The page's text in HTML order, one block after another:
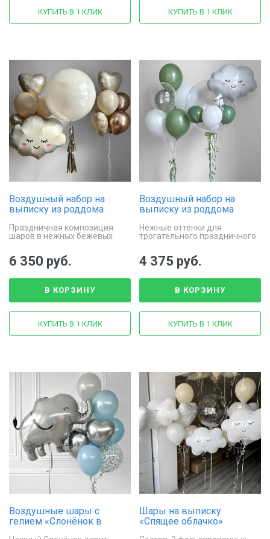
КУПИТЬ В 1 КЛИК КУПИТЬ В 1 КЛИК
Воздушный набор на
выписку из роддома
Праздничная композиция
шаров в нежных бежевых
6 350 руб.
В КОРЗИНУ
КУПИТЬ В 1 КЛИК
Воздушный набор на
выписку из роддома
Нежные оттенки для
трогательного праздничного
4 375 руб.
В КОРЗИНУ
КУПИТЬ В 1 КЛИК
Воздушные шары с
гелием «Слонёнок в
Шары на выписку
«Спящее облачко»